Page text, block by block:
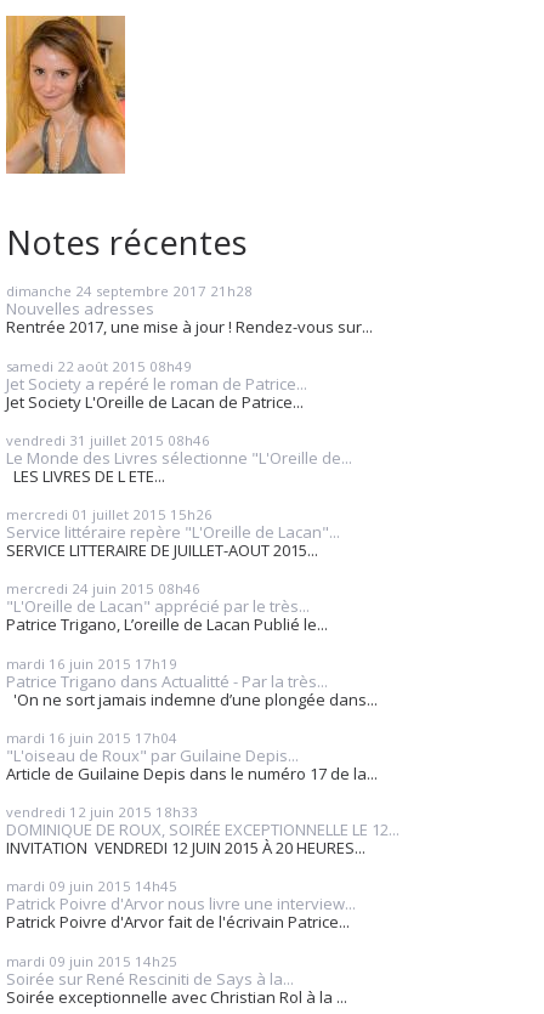
Notes récentes
dimanche 24 septembre 2017 21h28
Nouvelles adresses
Rentrée 2017, une mise à jour ! Rendez-vous sur...
samedi 22 août 2015 08h49
Jet Society a repéré le roman de Patrice...
Jet Society L'Oreille de Lacan de Patrice...
vendredi 31 juillet 2015 08h46
Le Monde des Livres sélectionne "L'Oreille de...
LES LIVRES DE L ETE...
mercredi 01 juillet 2015 15h26
Service littéraire repère "L'Oreille de Lacan"...
SERVICE LITTERAIRE DE JUILLET-AOUT 2015...
mercredi 24 juin 2015 08h46
"L'Oreille de Lacan" apprécié par le très...
Patrice Trigano, L’oreille de Lacan Publié le...
mardi 16 juin 2015 17h19
Patrice Trigano dans Actualitté - Par la très...
'On ne sort jamais indemne d’une plongée dans...
mardi 16 juin 2015 17h04
"L'oiseau de Roux" par Guilaine Depis...
Article de Guilaine Depis dans le numéro 17 de la...
vendredi 12 juin 2015 18h33
DOMINIQUE DE ROUX, SOIRÉE EXCEPTIONNELLE LE 12...
INVITATION VENDREDI 12 JUIN 2015 À 20 HEURES...
mardi 09 juin 2015 14h45
Patrick Poivre d'Arvor nous livre une interview...
Patrick Poivre d'Arvor fait de l'écrivain Patrice...
mardi 09 juin 2015 14h25
Soirée sur René Resciniti de Says à la...
Soirée exceptionnelle avec Christian Rol à la ...